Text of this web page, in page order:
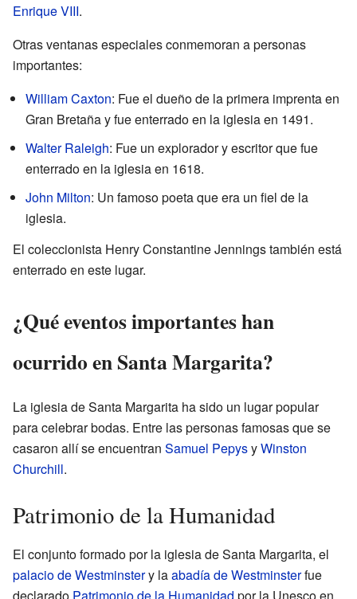
Enrique VIII.
Otras ventanas especiales conmemoran a personas
importantes:
William Caxton: Fue el dueño de la primera imprenta en
Gran Bretaña y fue enterrado en la iglesia en 1491.
Walter Raleigh: Fue un explorador y escritor que fue
enterrado en la iglesia en 1618.
John Milton: Un famoso poeta que era un fiel de la
iglesia.
El coleccionista Henry Constantine Jennings también está
enterrado en este lugar.
¿Qué eventos importantes han
ocurrido en Santa Margarita?
La iglesia de Santa Margarita ha sido un lugar popular
para celebrar bodas. Entre las personas famosas que se
casaron allí se encuentran Samuel PepysyWinston
Churchill.
Patrimonio de la Humanidad
El conjunto formado por la iglesia de Santa Margarita, el
palacio de Westminstery laabadía de Westminsterfue
declarado Patrimonio de la Humanidad por la Unesco en